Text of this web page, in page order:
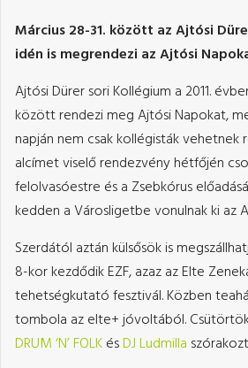
Március 28-31. között az Ajtósi
idén is megrendezi az Ajtósi
Ajtósi Dürer sori Kollégium a 2011.
között rendezi meg Ajtósi Napokat,
napján nem csak kollégisták vehetnek
alcímet viselő rendezvény hétfőjén
felolvasóestre és a Zsebkórus
kedden a Városligetbe vonulnak ki az
Szerdától aztán külsősök is
8-kor kezdődik EZF, azaz az Elte
tehetségkutató fesztivál. Közben
tombola az elte+ jóvoltából.
DRUM ‘N’ FOLKésDJ Ludmilla